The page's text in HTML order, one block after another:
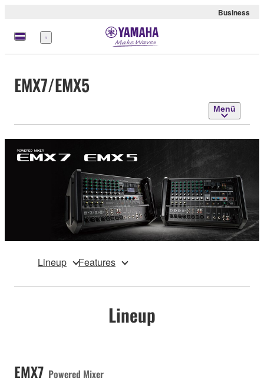
Business
Menü
EMX7/EMX5
Menü
Lineup Features
Lineup
EMX7 Powered Mixer